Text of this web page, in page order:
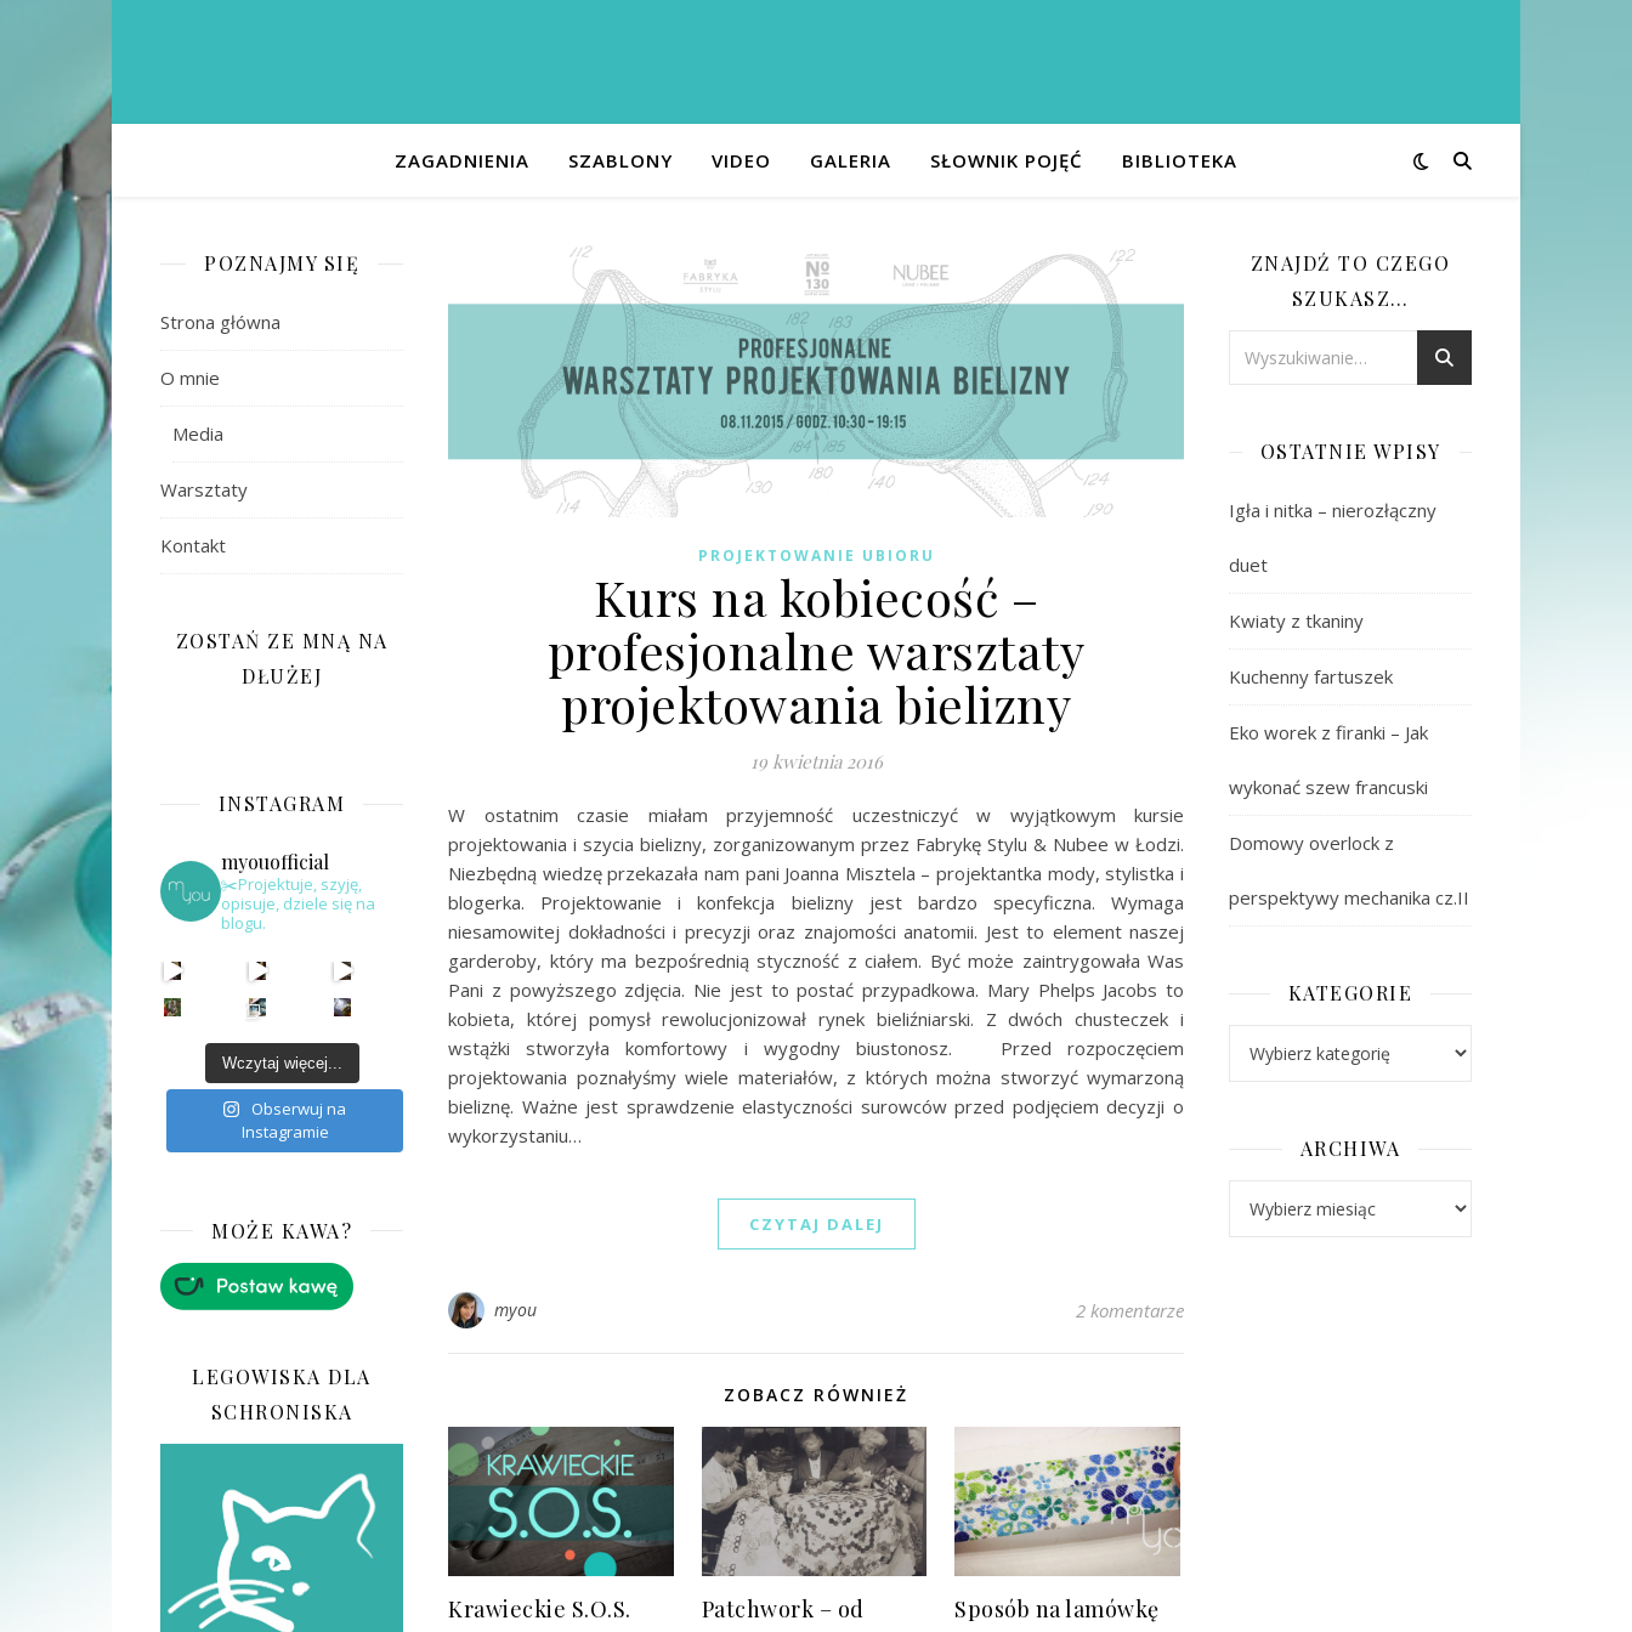
ZAGADNIENIA SZABLONY VIDEO GALERIA SŁOWNIK POJĘĆ BIBLIOTEKA
POZNAJMY SIĘ
Strona główna
O mnie
Media
Warsztaty
Kontakt
ZOSTAŃ ZE MNĄ NA
DŁUŻEJ
INSTAGRAM
myouofficial
✂️Projektuje, szyję,
opisuje, dziele się na
blogu.
Wczytaj więcej...
Obserwuj na
Instagramie
MOŻE KAWA?
LEGOWISKA DLA
SCHRONISKA
PROJEKTOWANIE UBIORU
Kurs na kobiecość –
profesjonalne warsztaty
projektowania bielizny
19 kwietnia 2016
W ostatnim czasie miałam przyjemność uczestniczyć w wyjątkowym kursie
projektowania i szycia bielizny, zorganizowanym przez Fabrykę Stylu & Nubee w Łodzi.
Niezbędną wiedzę przekazała nam pani Joanna Misztela – projektantka mody, stylistka i
blogerka. Projektowanie i konfekcja bielizny jest bardzo specyficzna. Wymaga
niesamowitej dokładności i precyzji oraz znajomości anatomii. Jest to element naszej
garderoby, który ma bezpośrednią styczność z ciałem. Być może zaintrygowała Was
Pani z powyższego zdjęcia. Nie jest to postać przypadkowa. Mary Phelps Jacobs to
kobieta, której pomysł rewolucjonizował rynek bieliźniarski. Z dwóch chusteczek i
wstążki stworzyła komfortowy i wygodny biustonosz. Przed rozpoczęciem
projektowania poznałyśmy wiele materiałów, z których można stworzyć wymarzoną
bieliznę. Ważne jest sprawdzenie elastyczności surowców przed podjęciem decyzji o
wykorzystaniu…
CZYTAJ DALEJ
myou 2 komentarze
ZOBACZ RÓWNIEŻ
Krawieckie S.O.S. Patchwork – od Sposób na lamówkę
ZNAJDŹ TO CZEGO
SZUKASZ…
OSTATNIE WPISY
Igła i nitka – nierozłączny
duet
Kwiaty z tkaniny
Kuchenny fartuszek
Eko worek z firanki – Jak
wykonać szew francuski
Domowy overlock z
perspektywy mechanika cz.II
KATEGORIE
ARCHIWA